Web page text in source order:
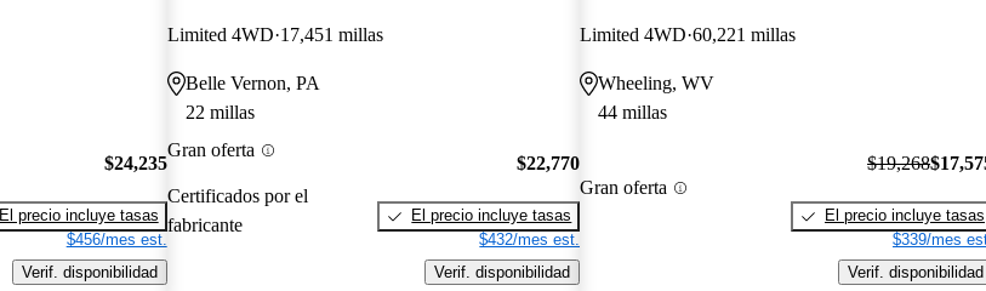
$24,235
El precio incluye tasas
$456/mes est.
Verif. disponibilidad
Limited 4WD 17,451 millas
Belle Vernon, PA
22 millas
Gran oferta
Certificados por el
fabricante
$22,770
El precio incluye tasas
$432/mes est.
Verif. disponibilidad
Limited 4WD 60,221 millas
Wheeling, WV
44 millas
Gran oferta
$19,268
El precio incluye tasas
$339/mes
Verif. disponibilidad